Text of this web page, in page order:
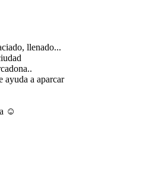
llenado...
ayuda a aparcar
☺️